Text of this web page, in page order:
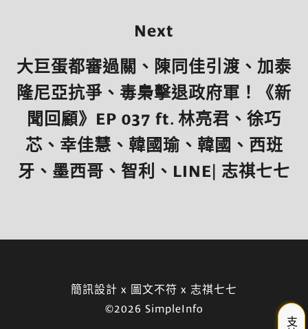
Next
大巨蛋都審過關、陳同佳引渡、加泰
隆尼亞抗爭、毒梟擊退政府軍！《新
聞回顧》EP 037 ft. 林亮君、徐巧
芯、幸佳慧、韓國瑜、韓國、西班
牙、墨西哥、智利、LINE| 志祺七七
簡訊設計 x 圖文不符 x 志祺七七
©2026 SimpleInfo